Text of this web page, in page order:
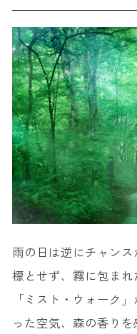
雨の日は逆にチャン
標とせず、霧に包ま
「ミスト・ウォーク
った空気、森の香り